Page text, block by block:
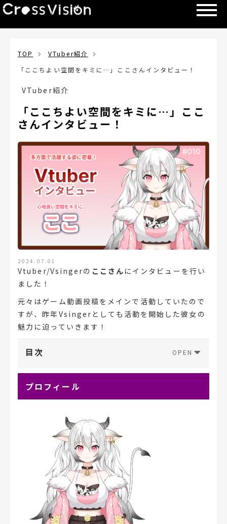
TOP
VTuber紹介
「ここちよい空間をキミに…」ここさんインタビュー！
VTuber紹介
「ここちよい空間をキミに…」ここ
さんインタビュー！
2024.07.01
Vtuber/Vsingerの ここさん にインタビューを行い
ました！
元々はゲーム動画投稿をメインで活動していたので
すが、昨年Vsingerとしても活動を開始した彼女の
魅力に迫っていきます！
目次
プロフィール